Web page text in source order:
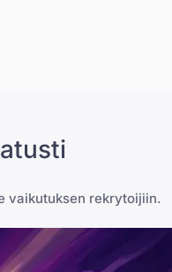
vaikutuksen rekrytoijiin.